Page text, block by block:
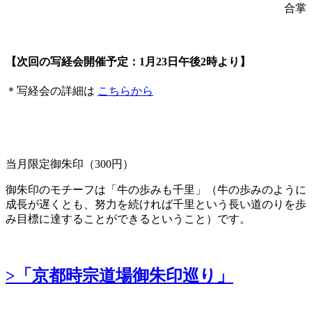
合掌
【次回の写経会開催予定：1月23日午後2時より】
＊写経会の詳細は こちらから
当月限定御朱印（300円）
御朱印のモチーフは「牛の歩みも千里」（牛の歩みのように
成長が遅くとも、努力を続ければ千里という長い道のりを歩
み目標に達することができるということ）です。
>「京都時宗道場御朱印巡り」